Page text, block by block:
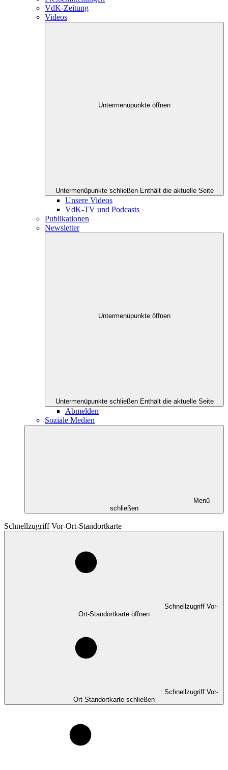
VdK-Zeitung
Videos
Untermenüpunkte öffnen
Untermenüpunkte schließen Enthält die aktuelle Seite
Unsere Videos
VdK-TV und Podcasts
Publikationen
Newsletter
Untermenüpunkte öffnen
Untermenüpunkte schließen Enthält die aktuelle Seite
Abmelden
Soziale Medien
Menü
schließen
Schnellzugriff Vor-Ort-Standortkarte
Schnellzugriff Vor-
Ort-Standortkarte öffnen
Schnellzugriff Vor-
Ort-Standortkarte schließen